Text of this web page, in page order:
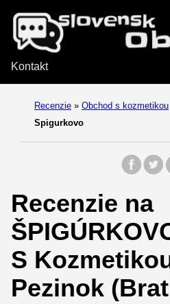
Kontakt
Recenzie » Obchod s kozmetikou
Spigurkovo
Recenzie na
S
Pezinok